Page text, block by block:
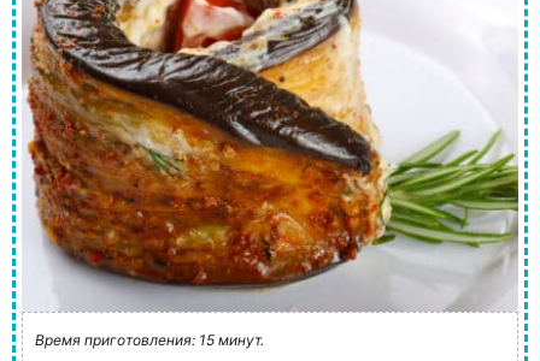
Время приготовления: 15 минут.